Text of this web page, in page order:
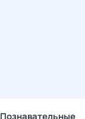
Познавательные